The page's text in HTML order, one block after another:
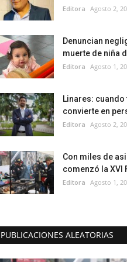
Editora Agosto 2,
Denuncian
muerte de niña
Editora Agosto 1,
Linares:
convierte en
Editora Agosto 2,
Con miles de
comenzó la XVI
Editora Agosto 1,
PUBLICACIONES ALEATORIAS